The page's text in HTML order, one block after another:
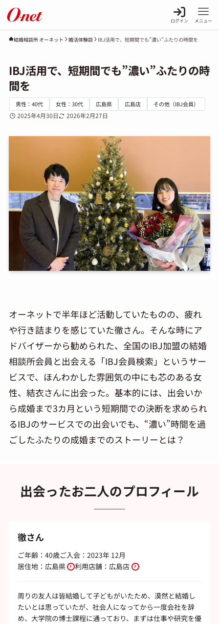
ログイン メニュー
結婚相談所 オーネット 婚活体験談 IBJ活用で、短期間でも”濃い”ふたりの時間を
IBJ活用で、短期間でも”濃い”ふたりの時
間を
男性：40代 女性：30代 広島県 広島店 その他（IBJ会員）
2025年4月30日 2026年2月27日
オーネットで半年ほど活動していたものの、疲れ
や行き詰まりを感じていた徹さん。そんな時にア
ドバイザーから勧められた、全国のIBJ加盟の結婚
相談所会員と出会える「IBJ会員検索」というサー
ビスで、ほんわかした雰囲気の中にも芯のある女
性、結衣さんに出会った。基本的には、出会いか
ら成婚まで3カ月という短期間での決断を求められ
るIBJのサービスでの出会いでも、“濃い”時間を過
ごしたふたりの成婚までのストーリーとは？
出会ったお二人のプロフィール
徹さん
ご年齢：40歳ご入会：2023年 12月
居住地： 広島県 利用店舗：広島店
周りの友人は皆結婚して子どもがいたため、漠然と結婚し
たいとは思っていたが、社会人になってから一度会社を辞
め、大学院の博士課程に通っており、まずは仕事や研究を優